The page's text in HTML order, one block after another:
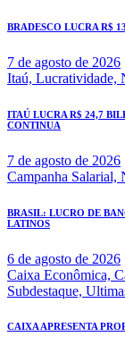
BRADESCO LUCRA R$
7 de agosto de 2026
Itaú, Lucratividade,
ITAÚ LUCRA R$ 24,7
CONTINUA
7 de agosto de 2026
Campanha Salarial,
BRASIL: LUCRO DE
LATINOS
6 de agosto de 2026
Caixa Econômica,
Subdestaque,
CAIXA APRESENTA